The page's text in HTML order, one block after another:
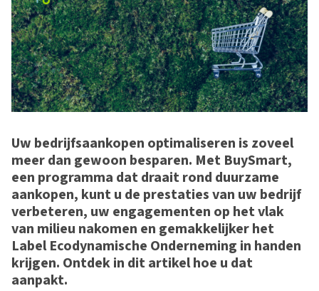
Uw bedrijfsaankopen optimaliseren is zoveel
meer dan gewoon besparen. Met BuySmart,
een programma dat draait rond duurzame
aankopen, kunt u de prestaties van uw bedrijf
verbeteren, uw engagementen op het vlak
van milieu nakomen en gemakkelijker het
Label Ecodynamische Onderneming in handen
krijgen. Ontdek in dit artikel hoe u dat
aanpakt.